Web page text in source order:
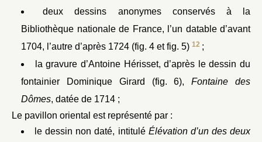
deux dessins anonymes conservés à la
Bibliothèque nationale de France, l’un datable d’avant
1704, l’autre d’après 1724 (fig. 4 et fig. 5) 12;
la gravure d’Antoine Hérisset, d’après le dessin du
fontainier Dominique Girard (fig. 6),Fontaine des
Dômes, datée de 1714 ;
Le pavillon oriental est représenté par :
le dessin non daté, intitulé Élévation d’un des deux